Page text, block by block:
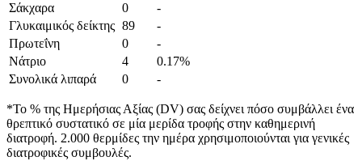
Σάκχαρα
0
-
Γλυκαιμικός δείκτης 89
-
Πρωτεΐνη
0
-
Νάτριο
4
0.17%
Συνολικά λιπαρά
0 -
*Το % της Ημερήσιας Αξίας (DV) σας δείχνει πόσο συμβάλλει ένα
θρεπτικό συστατικό σε μία μερίδα τροφής στην καθημερινή
διατροφή. 2.000 θερμίδες την ημέρα χρησιμοποιούνται για γενικές
διατροφικές συμβουλές.